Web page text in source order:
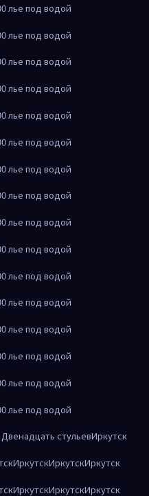
лье под водой
лье под водой
лье под водой
лье под водой
лье под водой
лье под водой
лье под водой
лье под водой
лье под водой
лье под водой
лье под водой
лье под водой
лье под водой
лье под водой
лье под водой
лье под водой
стульевИркутск
ИркутскИркутскИркутск
ИркутскИркутскИркутск